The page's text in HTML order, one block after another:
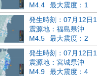
M4.4
最大震度：1
発生時刻：07月12日
震源地：福島県沖
M4.5
最大震度：2
発生時刻：07月12日
震源地：宮城県沖
M4.9
最大震度：4